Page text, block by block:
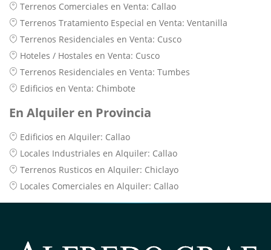
Terrenos Comerciales en Venta: Callao
Terrenos Tratamiento Especial en Venta: Ventanilla
Terrenos Residenciales en Venta: Cusco
Hoteles / Hostales en Venta: Cusco
Terrenos Residenciales en Venta: Tumbes
Edificios en Venta: Chimbote
En Alquiler en Provincia
Edificios en Alquiler: Callao
Locales Industriales en Alquiler: Callao
Terrenos Rusticos en Alquiler: Chiclayo
Locales Comerciales en Alquiler: Callao